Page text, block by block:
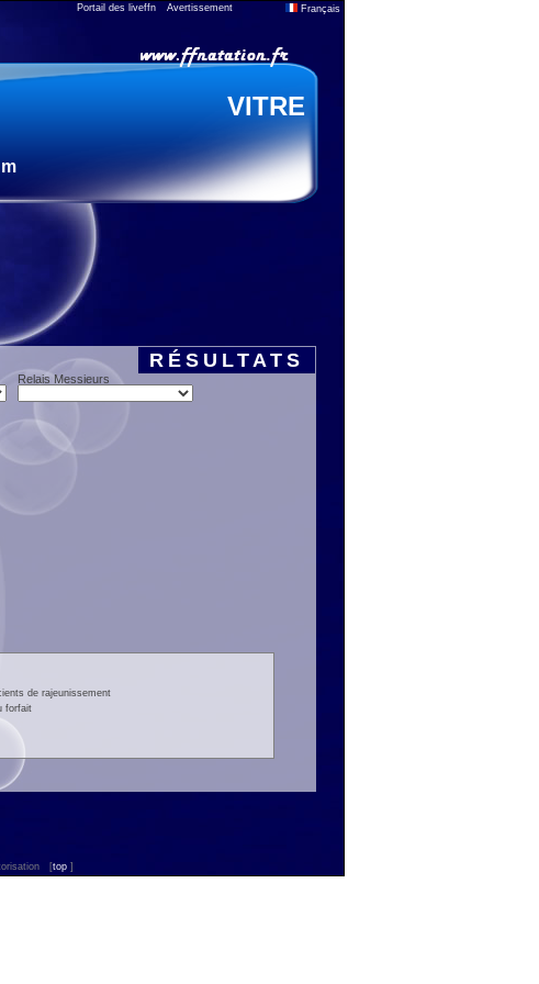
Portail des liveffn Avertissement Français
VITRE
RÉSULTATS
Relais Messieurs
de rajeunissement
forfait
[top ]